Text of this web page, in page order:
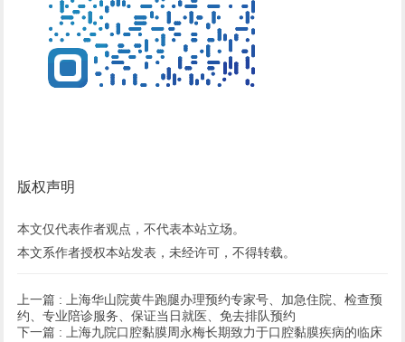
版权声明
本文仅代表作者观点，不代表本站立场。
本文系作者授权本站发表，未经许可，不得转载。
上一篇 :
上海华山院黄牛跑腿办理预约专家号、加急住院、检查预
约、专业陪诊服务、保证当日就医、免去排队预约
下一篇 :
上海九院口腔黏膜周永梅长期致力于口腔黏膜疾病的临床